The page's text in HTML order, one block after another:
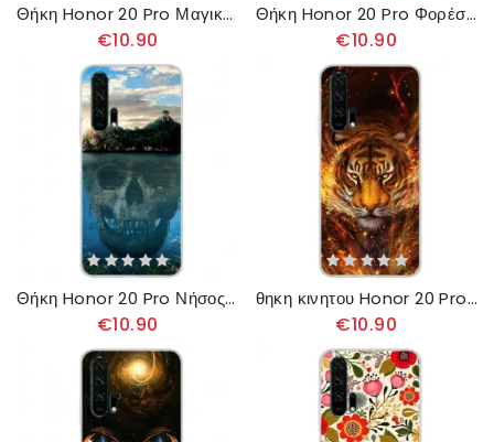
Θήκη Honor 20 Pro Μαγική Πανσέληνος
€10.90
Θήκη Honor 20 Pro Φορέστε Την Αγάπη
€10.90
Θήκη Honor 20 Pro Νήσος Του Θανάτου
€10.90
θηκη κινητου Honor 20 Pro Τίγρης Της Φωτιάς
€10.90